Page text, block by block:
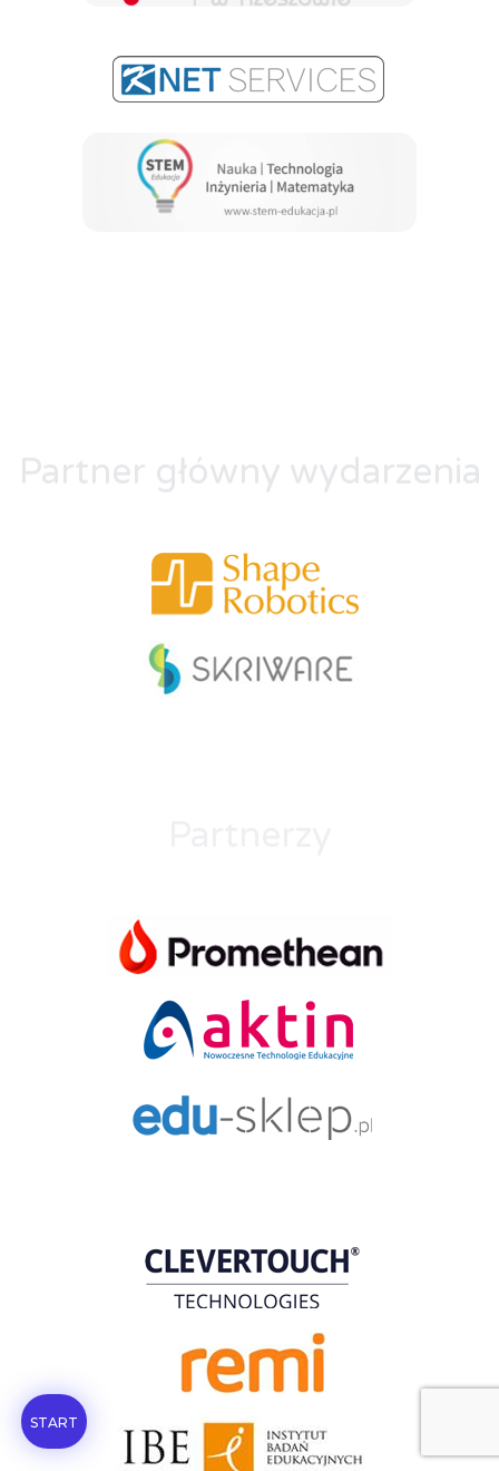
START
Partner główny wydarzenia